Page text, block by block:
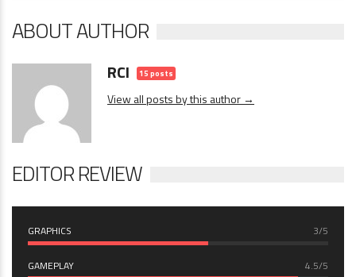
ABOUT AUTHOR
RCI 15 posts
View all posts by this author →
EDITOR REVIEW
GRAPHICS 3/5
GAMEPLAY 4.5/5